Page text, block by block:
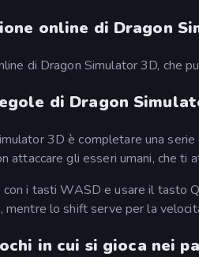
online di Dragon
di Dragon Simulator 3D, che
di Dragon
3D è completare una
attaccare gli esseri umani, che ti
i tasti WASD e usare il tasto
mentre lo shift serve per la
in cui si gioca nei